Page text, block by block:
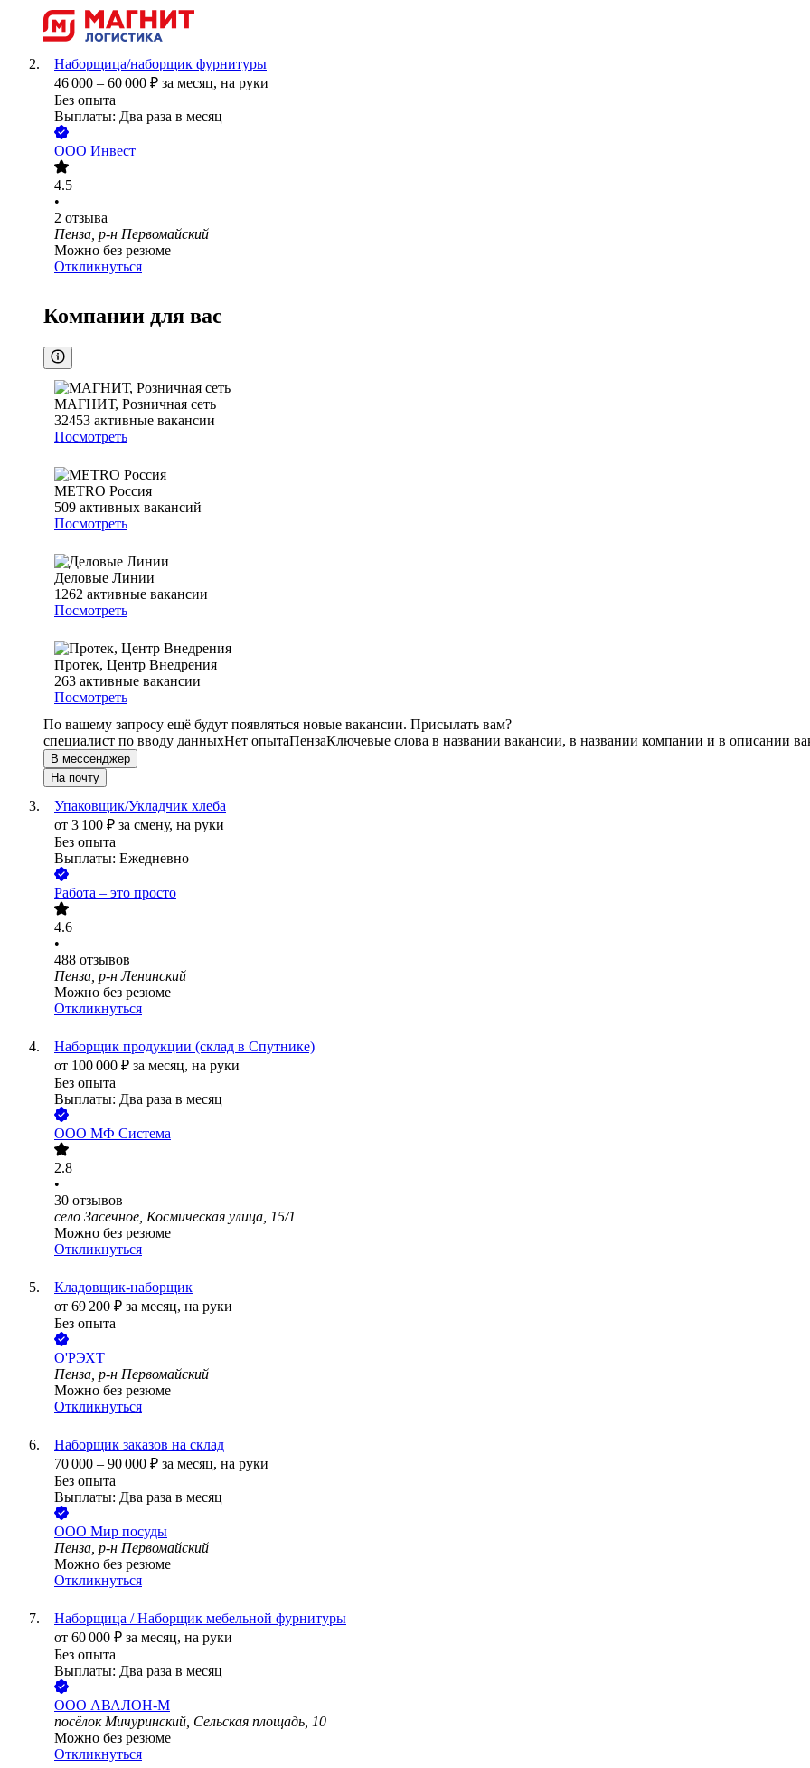
Наборщица/наборщик фурнитуры
46 000 – 60 000 ₽ за месяц, на руки
Без опыта
Выплаты: Два раза в месяц
ООО Инвест
4.5
•
2 отзыва
Пенза, р-н Первомайский
Можно без резюме
Откликнуться
Компании для вас
МАГНИТ, Розничная сеть
32453 активные вакансии
Посмотреть
METRO Россия
509 активных вакансий
Посмотреть
Деловые Линии
1262 активные вакансии
Посмотреть
Протек, Центр Внедрения
263 активные вакансии
Посмотреть
По вашему запросу ещё будут появляться новые вакансии. Присылать вам?
специалист по вводу данныхНет опытаПензаКлючевые слова в названии вакансии, в названии компании и в описании
В мессенджер
На почту
Упаковщик/Укладчик хлеба
от 3 100 ₽ за смену, на руки
Без опыта
Выплаты: Ежедневно
Работа – это просто
4.6
•
488 отзывов
Пенза, р-н Ленинский
Можно без резюме
Откликнуться
Наборщик продукции (склад в Спутнике)
от 100 000 ₽ за месяц, на руки
Без опыта
Выплаты: Два раза в месяц
ООО МФ Система
2.8
•
30 отзывов
село Засечное, Космическая улица, 15/1
Можно без резюме
Откликнуться
Кладовщик-наборщик
от 69 200 ₽ за месяц, на руки
Без опыта
O'РЭХТ
Пенза, р-н Первомайский
Можно без резюме
Откликнуться
Наборщик заказов на склад
70 000 – 90 000 ₽ за месяц, на руки
Без опыта
Выплаты: Два раза в месяц
ООО Мир посуды
Пенза, р-н Первомайский
Можно без резюме
Откликнуться
Наборщица / Наборщик мебельной фурнитуры
от 60 000 ₽ за месяц, на руки
Без опыта
Выплаты: Два раза в месяц
ООО АВАЛОН-М
посёлок Мичуринский, Сельская площадь, 10
Можно без резюме
Откликнуться